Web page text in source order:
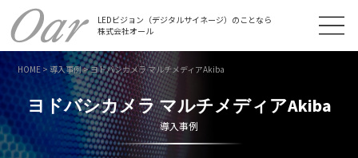
LEDビジョン（デジタルサイネージ）のことなら
株式会社オール
HOME >導入事例>ヨドバシカメラ マルチメディアAkiba
ヨドバシカメラ マルチメディアAkiba
導入事例